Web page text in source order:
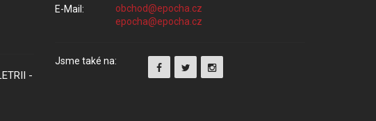
-
E-Mail:
Jsme také na: